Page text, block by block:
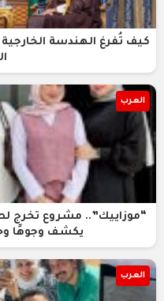
كيف تُفرغ الهندسة
العرب
“موزاييك”.. مشروع تخرج
يكشف وجوهًا
العرب